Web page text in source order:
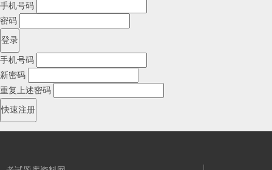
手机号码
密码
手机号码
新密码
重复上述密码